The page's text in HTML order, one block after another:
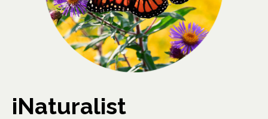
iNaturalist